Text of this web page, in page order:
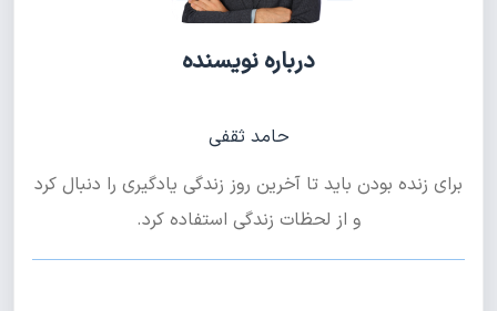
درباره نویسنده
حامد ثقفی
برای زنده بودن باید تا آخرین روز زندگی یادگیری را دنبال کرد
و از لحظات زندگی استفاده کرد.